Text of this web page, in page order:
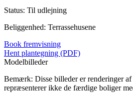
Status: Til udlejning
Beliggenhed: Terrassehusene
Book fremvisning
Hent plantegning (PDF)
Modelbilleder
Bemærk: Disse billeder er renderinger
repræsenterer ikke de færdige boliger